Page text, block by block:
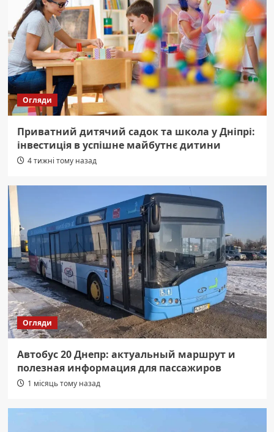
Огляди
Приватний дитячий садок та школа у Дніпрі:
інвестиція в успішне майбутнє дитини
4 тижні тому назад
Огляди
Автобус 20 Днепр: актуальный маршрут и
полезная информация для пассажиров
1 місяць тому назад